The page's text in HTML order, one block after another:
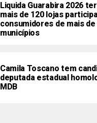
Liquida Guarabira 2026
mais de 120 lojas
consumidores de mais de
municípios
Camila Toscano tem
deputada estadual
MDB